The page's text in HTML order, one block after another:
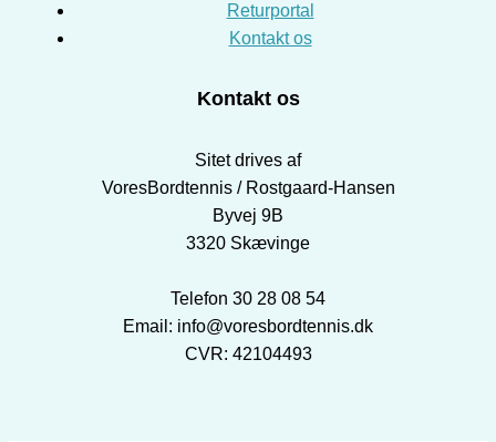
Returportal
Kontakt os
Kontakt os
Sitet drives af
VoresBordtennis / Rostgaard-Hansen
Byvej 9B
3320 Skævinge
Telefon 30 28 08 54
Email: info@voresbordtennis.dk
CVR: 42104493